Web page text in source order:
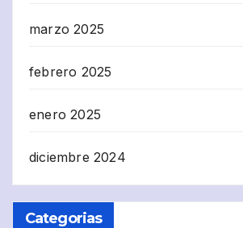
marzo 2025
febrero 2025
enero 2025
diciembre 2024
Categorias